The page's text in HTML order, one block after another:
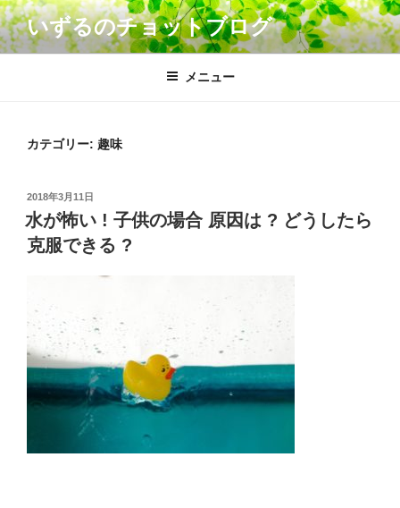
コ
ン
テ
いずるのチョットブログ
メニュー
カテゴリー: 趣味
投
稿
日:
2018年3月11日
水が怖い ! 子供の場合 原因は ? どうしたら
克服できる ?